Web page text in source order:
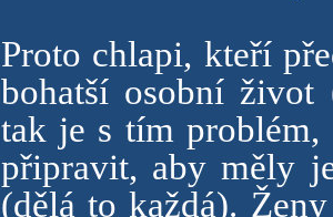
Proto chlapi, kteří
bohatší osobní život
tak je s tím problém,
připravit, aby měly
(dělá to každá).